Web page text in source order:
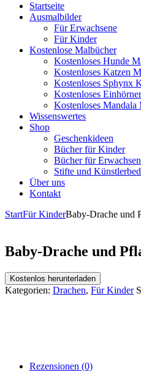
Startseite
Ausmalbilder
Für Erwachsene
Für Kinder
Kostenlose Malbücher
Kostenloses Hunde
Kostenloses Katzen
Kostenloses Sphynx
Kostenloses
Kostenloses Mandala
Wissenswertes
Shop
Geschenkideen
Bücher für Kinder
Bücher für
Stifte und
Über uns
Kontakt
StartFür KinderBaby-Drache und
Baby-Drache und
Kostenlos herunterladen
Kategorien: Drachen, Für Kinder
Rezensionen (0)